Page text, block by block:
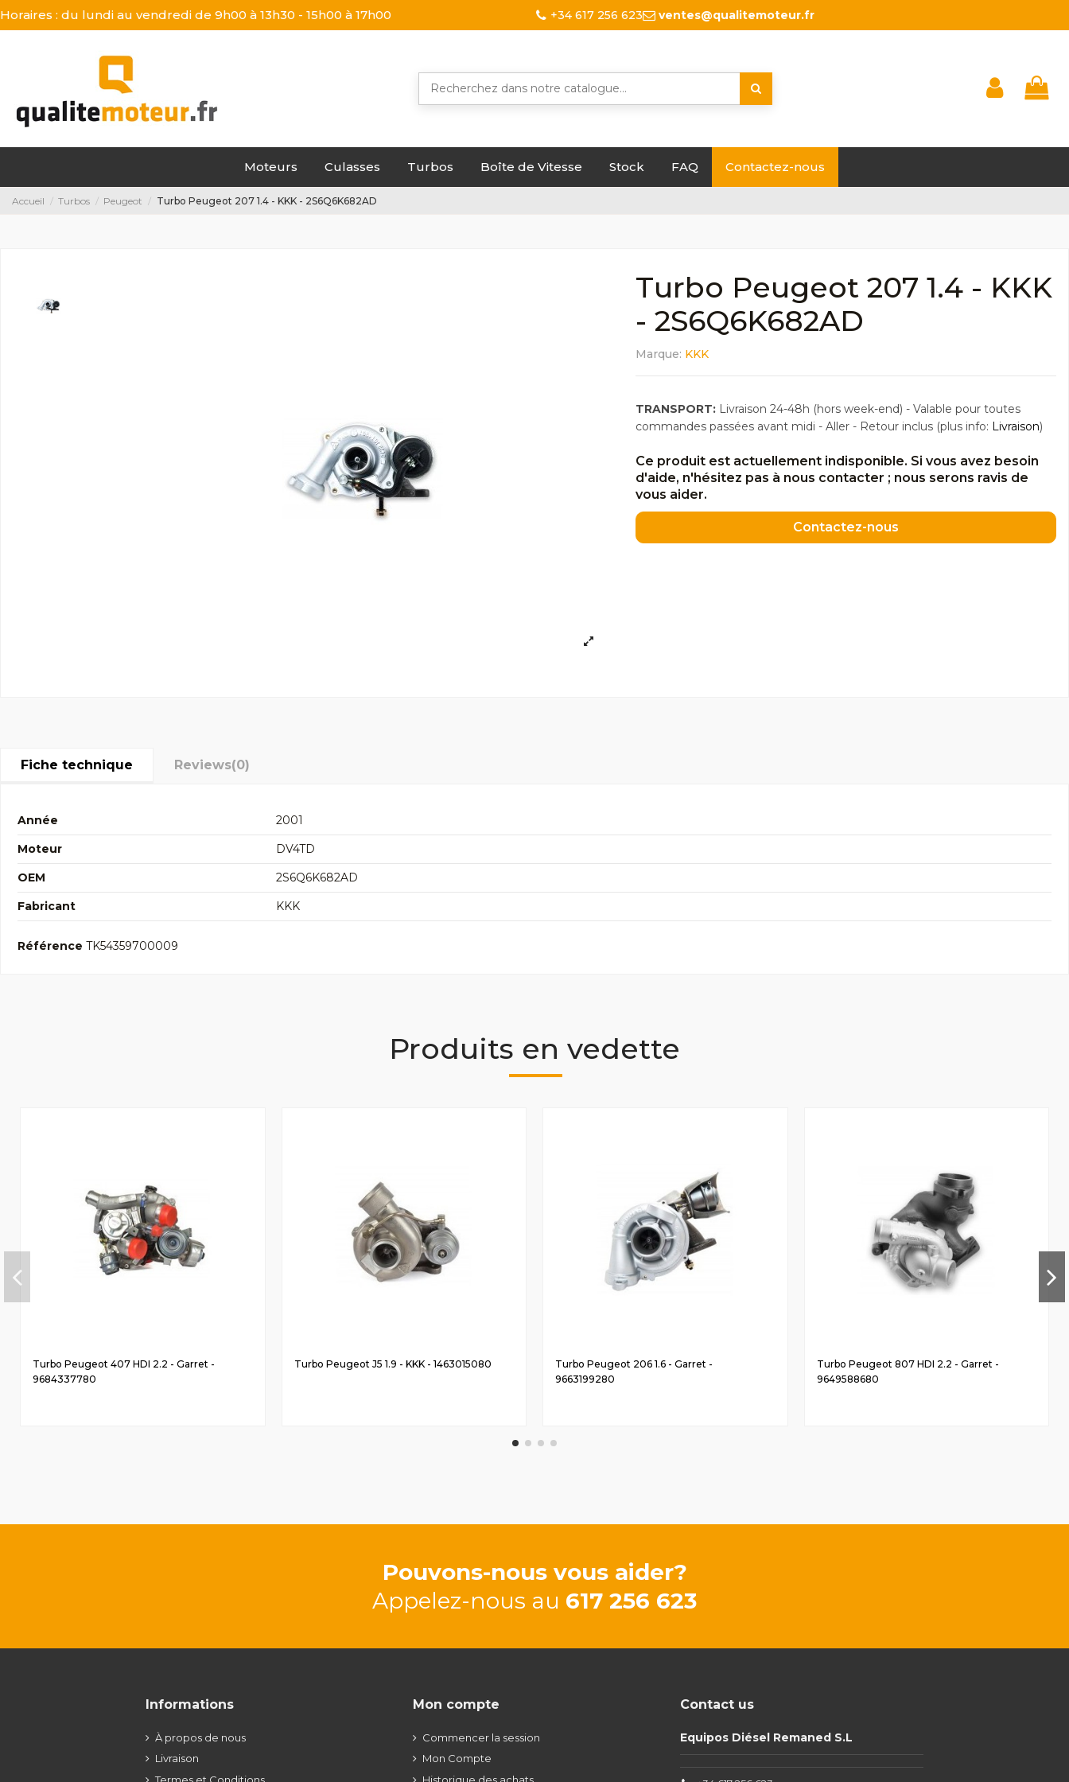
Horaires : du lundi au vendredi de 9h00 à 13h30 - 15h00 à 17h00 +34 617 256 623 ventes@qualitemoteur.fr
Moteurs Culasses Turbos Boîte de Vitesse Stock FAQ Contactez-nous
Accueil Turbos Peugeot Turbo Peugeot 207 1.4 - KKK - 2S6Q6K682AD
Turbo Peugeot 207 1.4 - KKK
- 2S6Q6K682AD
Marque: KKK
TRANSPORT: Livraison 24-48h (hors week-end) - Valable pour toutes
commandes passées avant midi - Aller - Retour inclus (plus info: Livraison)
Ce produit est actuellement indisponible. Si vous avez besoin
d'aide, n'hésitez pas à nous contacter ; nous serons ravis de
vous aider.
Contactez-nous
Fiche technique Reviews(0)
Année
2001
Moteur
DV4TD
OEM
2S6Q6K682AD
Fabricant
KKK
Référence TK54359700009
Produits en vedette
Turbo Peugeot 407 HDI 2.2 - Garret -
9684337780
Turbo Peugeot J5 1.9 - KKK - 1463015080
Turbo Peugeot 206 1.6 - Garret -
9663199280
Turbo Peugeot 807 HDI 2.2 - Garret -
9649588680
Pouvons-nous vous aider?
Appelez-nous au 617 256 623
Informations
À propos de nous
Livraison
Mon compte
Commencer la session
Mon Compte
Contact us
Equipos Diésel Remaned S.L